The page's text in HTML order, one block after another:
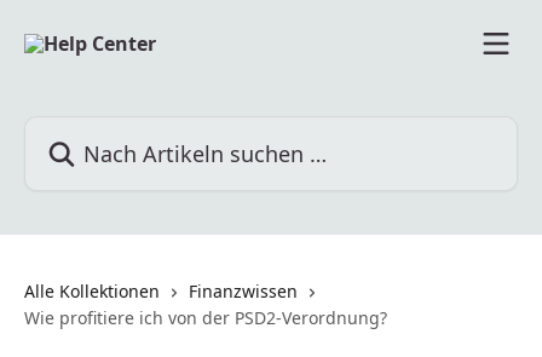
Alle Kollektionen
Finanzwissen
Wie profitiere ich von der PSD2-Verordnung?